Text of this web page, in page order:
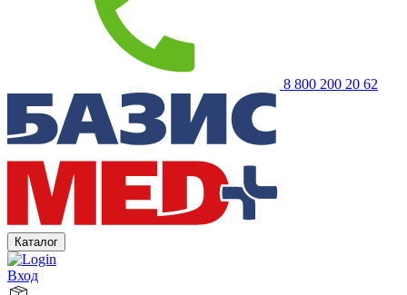
8 800 200 20 62
Каталог
Вход